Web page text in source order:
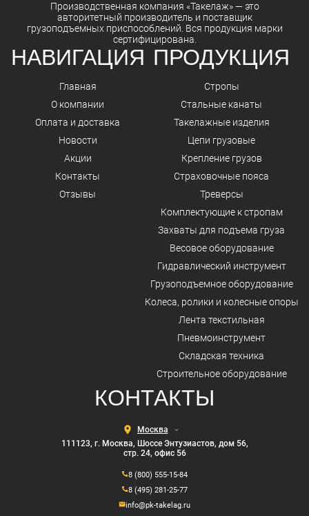
Производственная компания «Такелаж»— это
авторитетный производитель и поставщик
грузоподъемных приспособлений. Вся продукция марки
сертифицирована.
НАВИГАЦИЯ
Главная
О компании
Оплата и доставка
Новости
Акции
Контакты
Отзывы
ПРОДУКЦИЯ
Стропы
Стальные канаты
Такелажные изделия
Цепи грузовые
Крепление грузов
Страховочные пояса
Треверсы
Комплектующие к стропам
Захваты для подъема груза
Весовое оборудование
Гидравлический инструмент
Грузоподъемное оборудование
Колеса, ролики и колесные опоры
Лента текстильная
Пневмоинструмент
Складская техника
Строительное оборудование
КОНТАКТЫ
Выберите
город
111123, г. Москва, Шоссе Энтузиастов, дом 56,
стр. 24, офис 56
info@pk-takelag.ru
8 (800) 555-15-84
8 (495) 281-25-77